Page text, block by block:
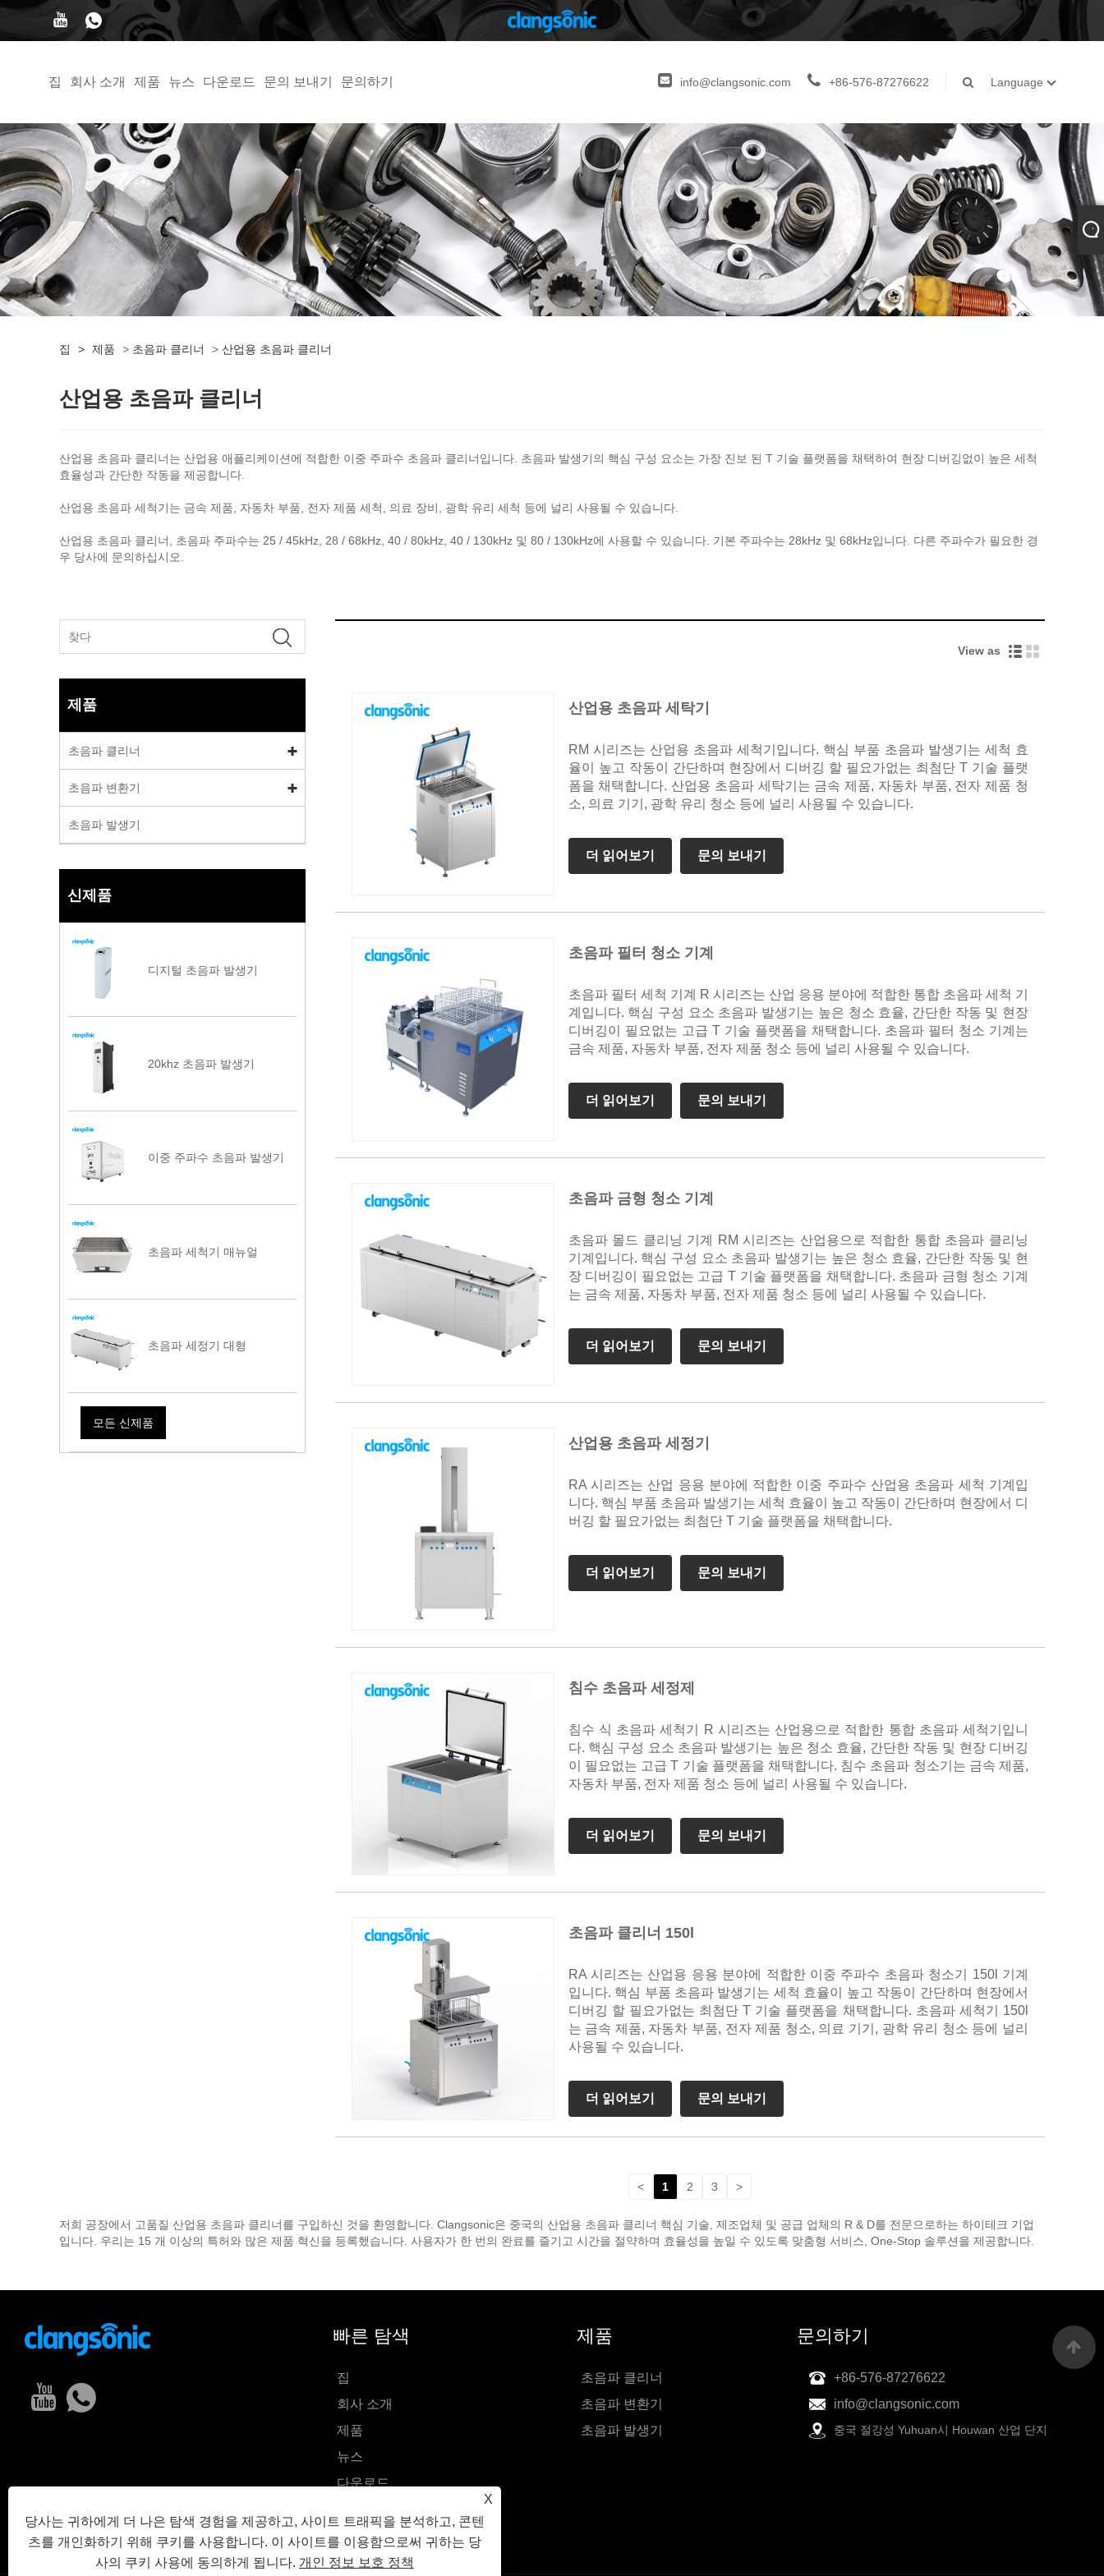
집 회사 소개 제품 뉴스 다운로드 문의 보내기 문의하기 info@clangsonic.com +86-576-87276622 Language
집 > 제품 > 초음파 클리너 > 산업용 초음파 클리너
산업용 초음파 클리너
산업용 초음파 클리너는 산업용 애플리케이션에 적합한 이중 주파수 초음파 클리너입니다. 초음파 발생기의 핵심 구성 요소는 가장 진보 된 T 기술 플랫폼을 채택하여 현장 디버깅없이 높은 세척
효율성과 간단한 작동을 제공합니다.
산업용 초음파 세척기는 금속 제품, 자동차 부품, 전자 제품 세척, 의료 장비, 광학 유리 세척 등에 널리 사용될 수 있습니다.
산업용 초음파 클리너, 초음파 주파수는 25 / 45kHz, 28 / 68kHz, 40 / 80kHz, 40 / 130kHz 및 80 / 130kHz에 사용할 수 있습니다. 기본 주파수는 28kHz 및 68kHz입니다. 다른 주파수가 필요한 경
우 당사에 문의하십시오.
제품
초음파 클리너
초음파 변환기
초음파 발생기
신제품
디지털 초음파 발생기
20khz 초음파 발생기
이중 주파수 초음파 발생기
초음파 세척기 매뉴얼
초음파 세정기 대형
모든 신제품
View as
산업용 초음파 세탁기
RM 시리즈는 산업용 초음파 세척기입니다. 핵심 부품 초음파 발생기는 세척 효
율이 높고 작동이 간단하며 현장에서 디버깅 할 필요가없는 최첨단 T 기술 플랫
폼을 채택합니다. 산업용 초음파 세탁기는 금속 제품, 자동차 부품, 전자 제품 청
소, 의료 기기, 광학 유리 청소 등에 널리 사용될 수 있습니다.
더 읽어보기 문의 보내기
초음파 필터 청소 기계
초음파 필터 세척 기계 R 시리즈는 산업 응용 분야에 적합한 통합 초음파 세척 기
계입니다. 핵심 구성 요소 초음파 발생기는 높은 청소 효율, 간단한 작동 및 현장
디버깅이 필요없는 고급 T 기술 플랫폼을 채택합니다. 초음파 필터 청소 기계는
금속 제품, 자동차 부품, 전자 제품 청소 등에 널리 사용될 수 있습니다.
더 읽어보기 문의 보내기
초음파 금형 청소 기계
초음파 몰드 클리닝 기계 RM 시리즈는 산업용으로 적합한 통합 초음파 클리닝
기계입니다. 핵심 구성 요소 초음파 발생기는 높은 청소 효율, 간단한 작동 및 현
장 디버깅이 필요없는 고급 T 기술 플랫폼을 채택합니다. 초음파 금형 청소 기계
는 금속 제품, 자동차 부품, 전자 제품 청소 등에 널리 사용될 수 있습니다.
더 읽어보기 문의 보내기
산업용 초음파 세정기
RA 시리즈는 산업 응용 분야에 적합한 이중 주파수 산업용 초음파 세척 기계입
니다. 핵심 부품 초음파 발생기는 세척 효율이 높고 작동이 간단하며 현장에서 디
버깅 할 필요가없는 최첨단 T 기술 플랫폼을 채택합니다.
더 읽어보기 문의 보내기
침수 초음파 세정제
침수 식 초음파 세척기 R 시리즈는 산업용으로 적합한 통합 초음파 세척기입니
다. 핵심 구성 요소 초음파 발생기는 높은 청소 효율, 간단한 작동 및 현장 디버깅
이 필요없는 고급 T 기술 플랫폼을 채택합니다. 침수 초음파 청소기는 금속 제품,
자동차 부품, 전자 제품 청소 등에 널리 사용될 수 있습니다.
더 읽어보기 문의 보내기
초음파 클리너 150l
RA 시리즈는 산업용 응용 분야에 적합한 이중 주파수 초음파 청소기 150l 기계
입니다. 핵심 부품 초음파 발생기는 세척 효율이 높고 작동이 간단하며 현장에서
디버깅 할 필요가없는 최첨단 T 기술 플랫폼을 채택합니다. 초음파 세척기 150l
는 금속 제품, 자동차 부품, 전자 제품 청소, 의료 기기, 광학 유리 청소 등에 널리
사용될 수 있습니다.
더 읽어보기 문의 보내기
< 1 2 3 >
저희 공장에서 고품질 산업용 초음파 클리너를 구입하신 것을 환영합니다. Clangsonic은 중국의 산업용 초음파 클리너 핵심 기술, 제조업체 및 공급 업체의 R & D를 전문으로하는 하이테크 기업
입니다. 우리는 15 개 이상의 특허와 많은 제품 혁신을 등록했습니다. 사용자가 한 번의 완료를 즐기고 시간을 절약하며 효율성을 높일 수 있도록 맞춤형 서비스, One-Stop 솔루션을 제공합니다.
X
당사는 귀하에게 더 나은 탐색 경험을 제공하고, 사이트 트래픽을 분석하고, 콘텐
츠를 개인화하기 위해 쿠키를 사용합니다. 이 사이트를 이용함으로써 귀하는 당
사의 쿠키 사용에 동의하게 됩니다. 개인 정보 보호 정책
빠른 탐색
집
회사 소개
제품
뉴스
다운로드
문의하기
제품
초음파 클리너
초음파 변환기
초음파 발생기
문의하기
+86-576-87276622
info@clangsonic.com
중국 절강성 Yuhuan시 Houwan 산업 단지